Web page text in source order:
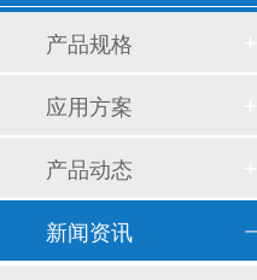
产品规格
应用方案
产品动态
新闻资讯